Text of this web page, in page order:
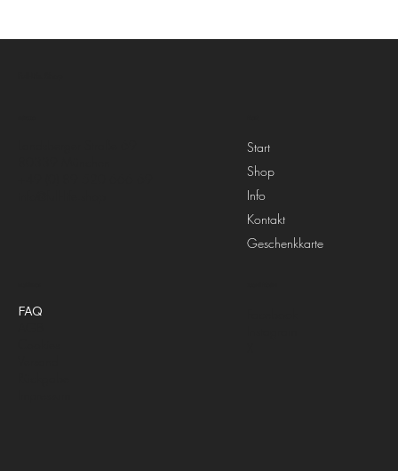
Start
Shop
Info
Kontakt
Geschenkkarte
FAQ